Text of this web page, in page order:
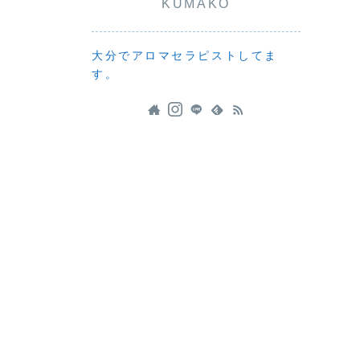
KUMAKO
大分でアロマセラピストしてま
す。